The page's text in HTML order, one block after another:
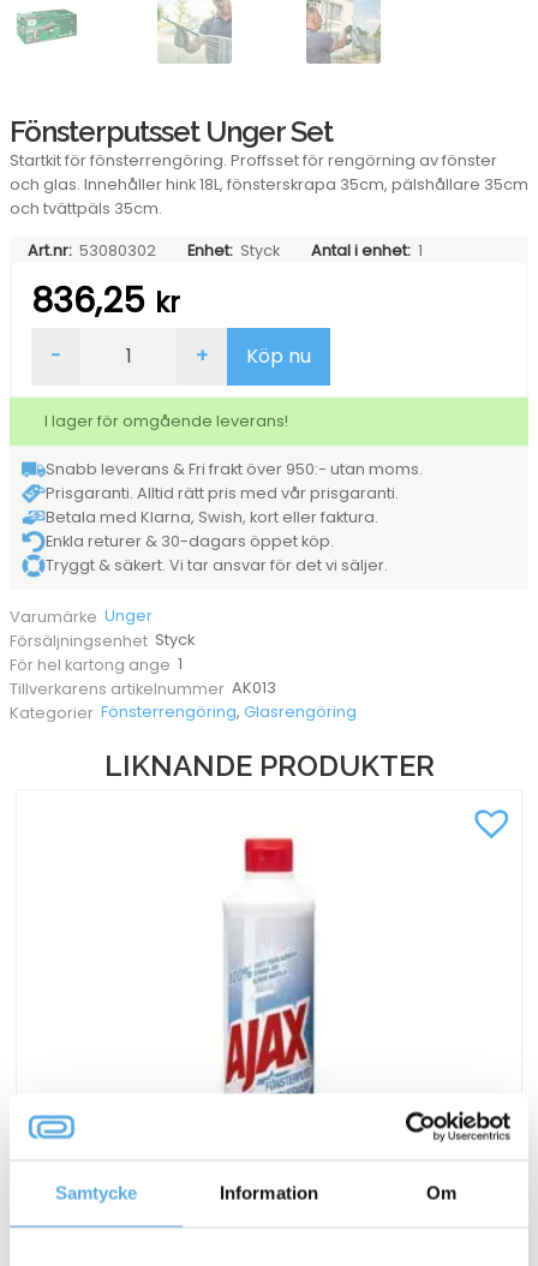
Samtycke Information Om
Fönsterputsset Unger Set
Startkit för fönsterrengöring. Proffsset för rengörning av fönster
och glas. Innehåller hink 18L, fönsterskrapa 35cm, pälshållare 35cm
och tvättpäls 35cm.
Art.nr: 53080302 Enhet: Styck Antal i enhet: 1
836,25 kr
Unger
mängd
- + Köp nu
I lager för omgående leverans!
Snabb leverans & Fri frakt över 950:- utan moms.
Prisgaranti. Alltid rätt pris med vår prisgaranti.
Betala med Klarna, Swish, kort eller faktura.
Enkla returer & 30-dagars öppet köp.
Tryggt & säkert. Vi tar ansvar för det vi säljer.
Varumärke Unger
Försäljningsenhet Styck
För hel kartong ange 1
Tillverkarens artikelnummer AK013
Kategorier Fönsterrengöring,Glasrengöring
LIKNANDE PRODUKTER